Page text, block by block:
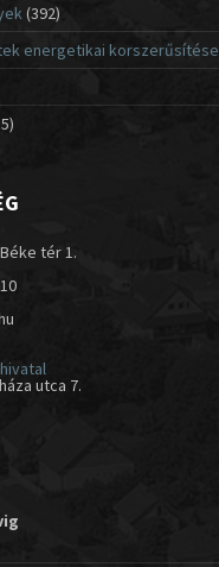
(392)
energetikai korszerűsítése
tér 1.
utca 7.